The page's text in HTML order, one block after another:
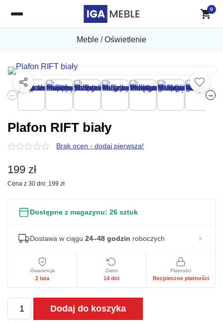
Meble /Oświetlenie
← →
Plafon RIFT biały
z
5
Brak ocen - dodaj pierwsza!
199 zł
Cena z 30 dni: 199 zł
Dostępne z magazynu: 26 sztuk
Dostawa w ciągu 24–48 godzin roboczych
Gwarancja
2 lata
Zwrot
14 dni
Płatności
Bezpieczne płatności
ilość
Plafon
Dodaj do koszyka
0